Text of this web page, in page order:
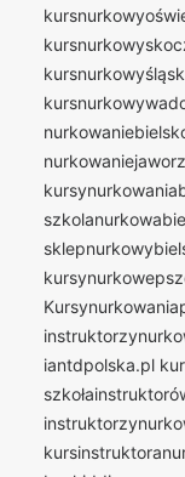
iantdpolska.pl